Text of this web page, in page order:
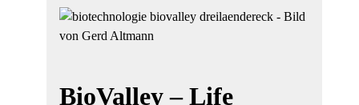
BioValley – Life